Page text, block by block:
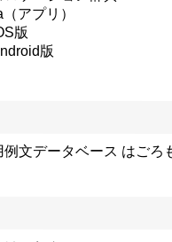
（アプリ）
版
版
例文データベース はごろ